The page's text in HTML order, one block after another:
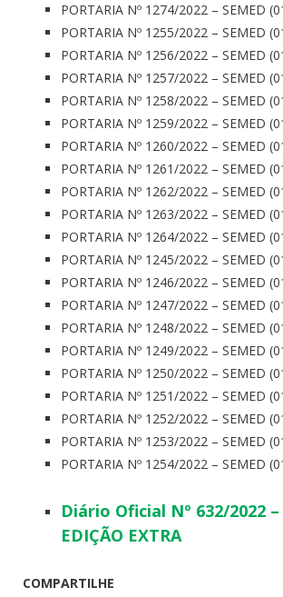
PORTARIA Nº 1274/2022 – SEMED
PORTARIA Nº 1255/2022 – SEMED
PORTARIA Nº 1256/2022 – SEMED
PORTARIA Nº 1257/2022 – SEMED
PORTARIA Nº 1258/2022 – SEMED
PORTARIA Nº 1259/2022 – SEMED
PORTARIA Nº 1260/2022 – SEMED
PORTARIA Nº 1261/2022 – SEMED
PORTARIA Nº 1262/2022 – SEMED
PORTARIA Nº 1263/2022 – SEMED
PORTARIA Nº 1264/2022 – SEMED
PORTARIA Nº 1245/2022 – SEMED
PORTARIA Nº 1246/2022 – SEMED
PORTARIA Nº 1247/2022 – SEMED
PORTARIA Nº 1248/2022 – SEMED
PORTARIA Nº 1249/2022 – SEMED
PORTARIA Nº 1250/2022 – SEMED
PORTARIA Nº 1251/2022 – SEMED
PORTARIA Nº 1252/2022 – SEMED
PORTARIA Nº 1253/2022 – SEMED
PORTARIA Nº 1254/2022 – SEMED
Diário Oficial Nº 632/2022
EDIÇÃO EXTRA
COMPARTILHE